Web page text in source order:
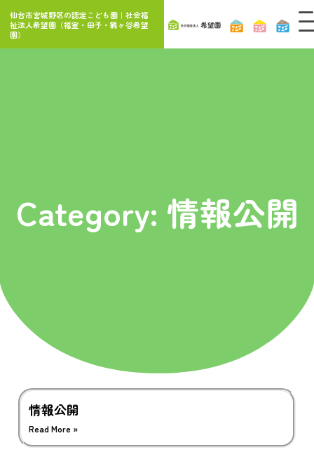
容
仙台市宮城野区の認定こども園｜社会福
祉法人希望園（福室・田子・鶴ヶ谷希望
園）
Category: 情報公開
情報公開
Read More »